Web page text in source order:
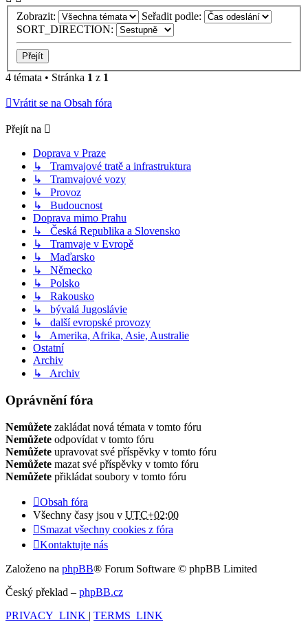
Zobrazit:
Seřadit podle:
SORT_DIRECTION:
4 témata • Stránka 1 z 1
Vrátit se na Obsah fóra
Přejít na
Doprava v Praze
↳ Tramvajové tratě a infrastruktura
↳ Tramvajové vozy
↳ Provoz
↳ Budoucnost
Doprava mimo Prahu
↳ Česká Republika a Slovensko
↳ Tramvaje v Evropě
↳ Maďarsko
↳ Německo
↳ Polsko
↳ Rakousko
↳ bývalá Jugoslávie
↳ další evropské provozy
↳ Amerika, Afrika, Asie, Australie
Ostatní
Archiv
↳ Archiv
Oprávnění fóra
Nemůžete zakládat nová témata v tomto fóru
Nemůžete odpovídat v tomto fóru
Nemůžete upravovat své příspěvky v tomto fóru
Nemůžete mazat své příspěvky v tomto fóru
Nemůžete přikládat soubory v tomto fóru
Obsah fóra
Všechny časy jsou v UTC+02:00
Smazat všechny cookies z fóra
Kontaktujte nás
Založeno na phpBB® Forum Software © phpBB Limited
Český překlad – phpBB.cz
PRIVACY_LINK | TERMS_LINK